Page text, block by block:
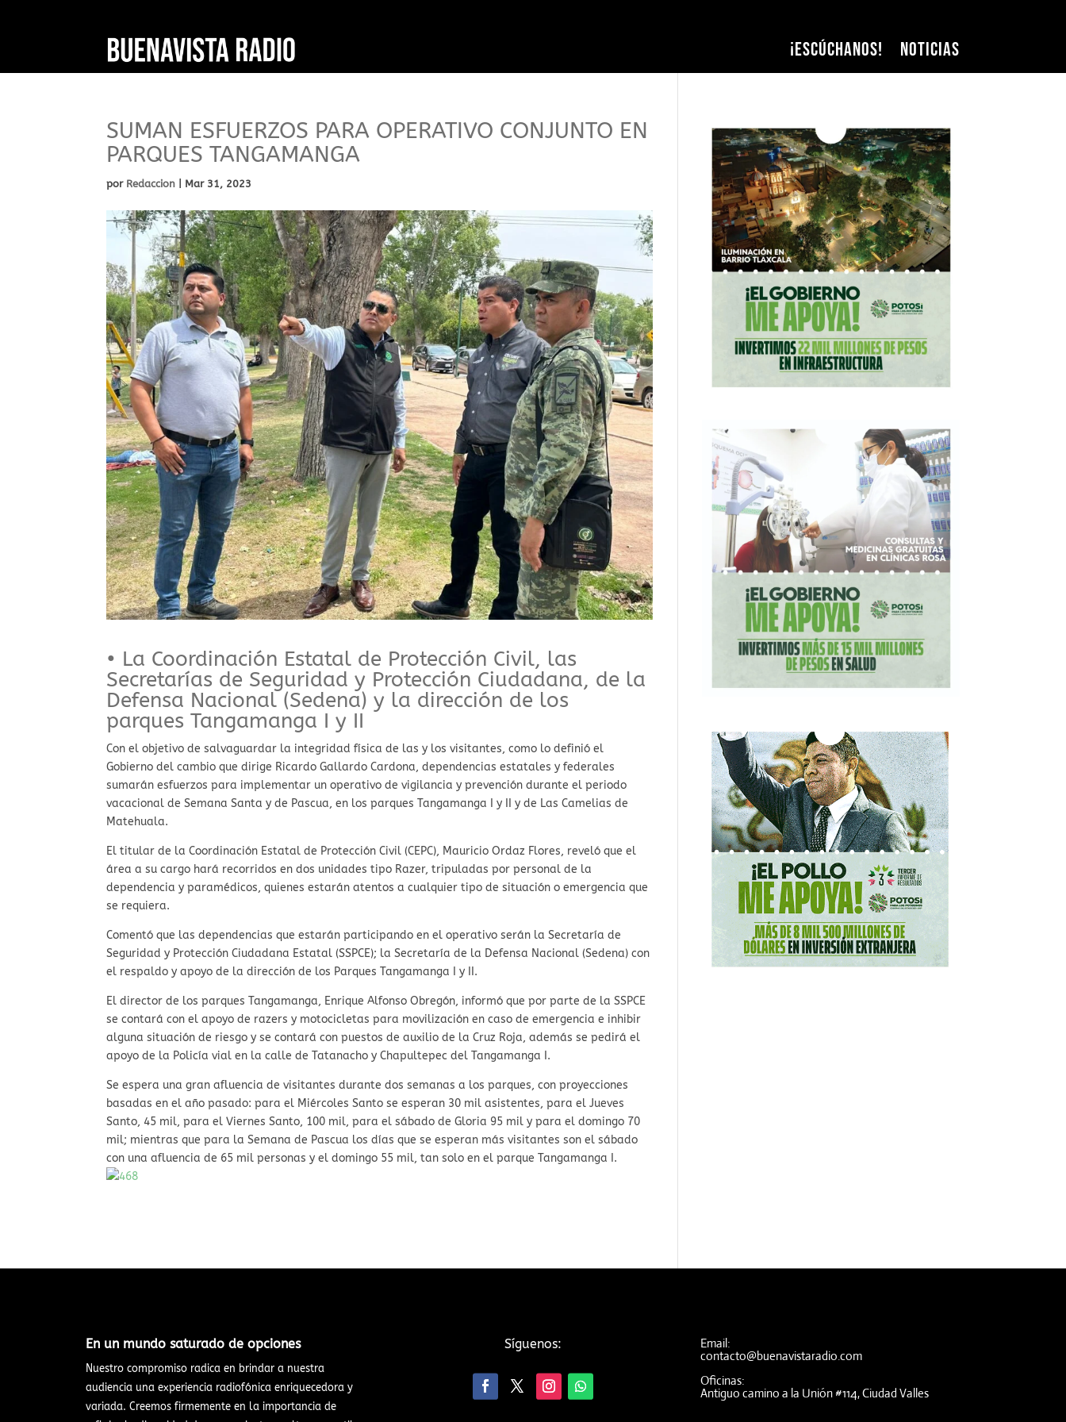
¡Escúchanos! Noticias
SUMAN ESFUERZOS PARA OPERATIVO CONJUNTO EN
PARQUES TANGAMANGA
por Redaccion Mar 31, 2023
• La Coordinación Estatal de Protección Civil, las
Secretarías de Seguridad y Protección Ciudadana, de la
Defensa Nacional (Sedena) y la dirección de los
parques Tangamanga I y II
Con el objetivo de salvaguardar la integridad física de las y los visitantes, como lo definió el
Gobierno del cambio que dirige Ricardo Gallardo Cardona, dependencias estatales y federales
sumarán esfuerzos para implementar un operativo de vigilancia y prevención durante el periodo
vacacional de Semana Santa y de Pascua, en los parques Tangamanga I y II y de Las Camelias de
Matehuala.
El titular de la Coordinación Estatal de Protección Civil (CEPC), Mauricio Ordaz Flores, reveló que el
área a su cargo hará recorridos en dos unidades tipo Razer, tripuladas por personal de la
dependencia y paramédicos, quienes estarán atentos a cualquier tipo de situación o emergencia que
se requiera.
Comentó que las dependencias que estarán participando en el operativo serán la Secretaría de
Seguridad y Protección Ciudadana Estatal (SSPCE); la Secretaría de la Defensa Nacional (Sedena) con
el respaldo y apoyo de la dirección de los Parques Tangamanga I y II.
El director de los parques Tangamanga, Enrique Alfonso Obregón, informó que por parte de la SSPCE
se contará con el apoyo de razers y motocicletas para movilización en caso de emergencia e inhibir
alguna situación de riesgo y se contará con puestos de auxilio de la Cruz Roja, además se pedirá el
apoyo de la Policía vial en la calle de Tatanacho y Chapultepec del Tangamanga I.
Se espera una gran afluencia de visitantes durante dos semanas a los parques, con proyecciones
basadas en el año pasado: para el Miércoles Santo se esperan 30 mil asistentes, para el Jueves
Santo, 45 mil, para el Viernes Santo, 100 mil, para el sábado de Gloria 95 mil y para el domingo 70
mil; mientras que para la Semana de Pascua los días que se esperan más visitantes son el sábado
con una afluencia de 65 mil personas y el domingo 55 mil, tan solo en el parque Tangamanga I.
En un mundo saturado de opciones​
Nuestro compromiso radica en brindar a nuestra
audiencia una experiencia radiofónica enriquecedora y
variada. Creemos firmemente en la importancia de
Síguenos: Email:
contacto@buenavistaradio.com
Oficinas:
Antiguo camino a la Unión #114, Ciudad Valles